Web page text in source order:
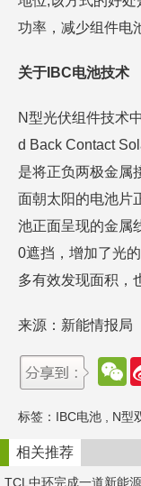
功率，减少组件电
关于IBC电池技术
N型光伏组件技术
d Back Contact
是将正负两极金属
面朝太阳的电池片
池正面呈现的金属
0遮挡，增加了光
多有效发现面积，
来源：新能情报局
W
e
h
a
t
标签： IBC电池 N型
相关推荐
TCL中环完成一道新能